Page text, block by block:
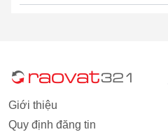
Giới thiệu
Quy định đăng tin